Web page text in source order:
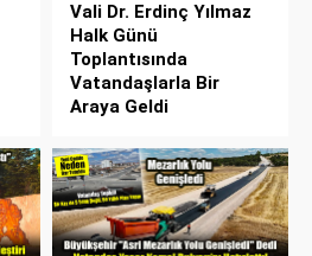
Vali Dr. Erdinç Yılmaz
Halk Günü
Toplantısında
Vatandaşlarla Bir
Araya Geldi